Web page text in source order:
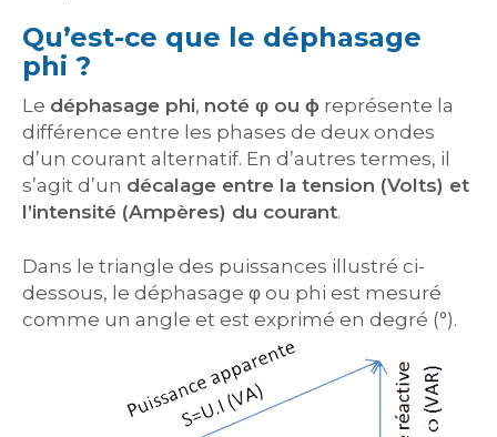
Qu’est-ce que le déphasage
phi ?
Le déphasage phi, noté φ ou ϕ représente la
différence entre les phases de deux ondes
d’un courant alternatif. En d’autres termes, il
s’agit d’un décalage entre la tension (Volts) et
l’intensité (Ampères) du courant.
Dans le triangle des puissances illustré ci-
dessous, le déphasage φ ou phi est mesuré
comme un angle et est exprimé en degré (°).